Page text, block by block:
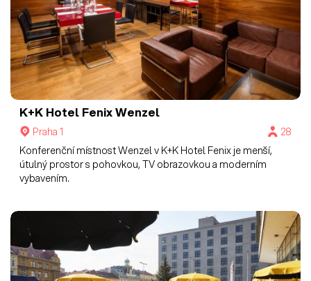
K+K Hotel FenixWenzel
Praha 1
28
Konferenční místnost Wenzel v K+K Hotel Fenix je menší,
útulný prostor s pohovkou, TV obrazovkou a moderním
vybavením.